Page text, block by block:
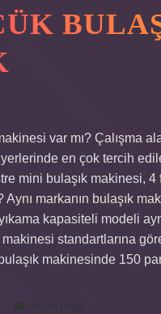
var mı? Çalışma
en çok tercih
mini bulaşık makinesi, 4
markanın bulaşık
kapasiteli modeli
standartlarına
makinesinde 150